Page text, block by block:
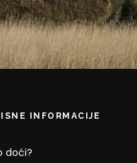
INFORMACIJE
doći?